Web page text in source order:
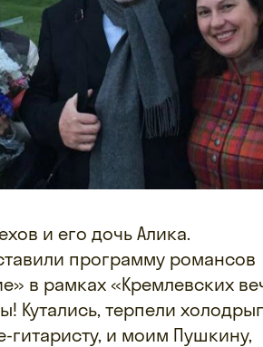
и его дочь Алика.
программу романсов
в рамках «Кремлевских
Кутались, терпели
гитаристу, и моим Пушкину,